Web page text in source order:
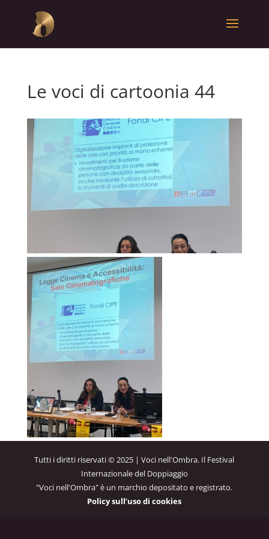
Le voci di cartoonia 44
Tutti i diritti riservati © 2025 | Voci nell'Ombra. Il Festival
Internazionale del Doppiaggio
"Voci nell'Ombra" è un marchio depositato e registrato.
Policy sull’uso di cookies